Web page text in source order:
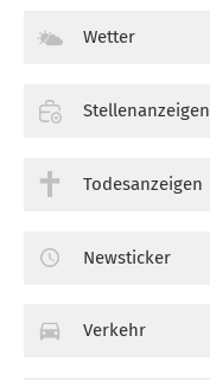
Wetter
Stellenanzeigen
Todesanzeigen
Newsticker
Verkehr